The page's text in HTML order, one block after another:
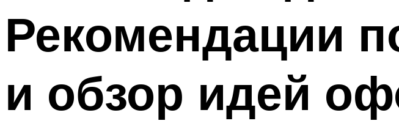
Рекомендации
и обзор идей